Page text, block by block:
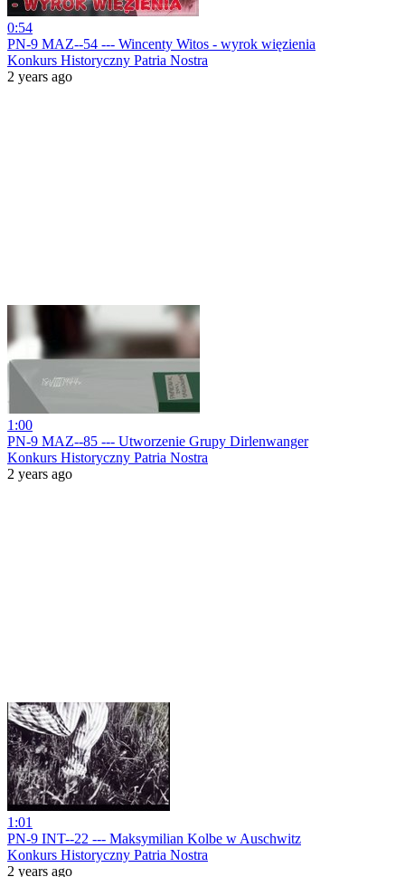
0:54
PN-9 MAZ--54 --- Wincenty Witos - wyrok więzienia
Konkurs Historyczny Patria Nostra
2 years ago
1:00
PN-9 MAZ--85 --- Utworzenie Grupy Dirlenwanger
Konkurs Historyczny Patria Nostra
2 years ago
1:01
PN-9 INT--22 --- Maksymilian Kolbe w Auschwitz
Konkurs Historyczny Patria Nostra
2 years ago